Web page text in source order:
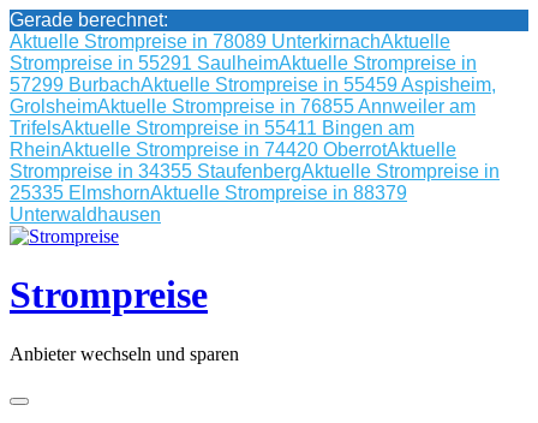
Gerade berechnet:
Aktuelle Strompreise in 78089 UnterkirnachAktuelle
Strompreise in 55291 SaulheimAktuelle Strompreise in
57299 BurbachAktuelle Strompreise in 55459 Aspisheim,
GrolsheimAktuelle Strompreise in 76855 Annweiler am
TrifelsAktuelle Strompreise in 55411 Bingen am
RheinAktuelle Strompreise in 74420 OberrotAktuelle
Strompreise in 34355 StaufenbergAktuelle Strompreise in
25335 ElmshornAktuelle Strompreise in 88379
Unterwaldhausen
Skip
content
Strompreise
Anbieter wechseln und sparen